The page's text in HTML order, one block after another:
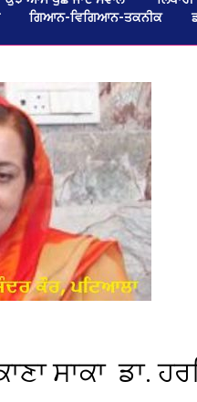
ਗਿਆਨ-ਵਿਗਿਆਨ-ਤਕਨੀਕ
ਸਾਕਾ ਡਾ.